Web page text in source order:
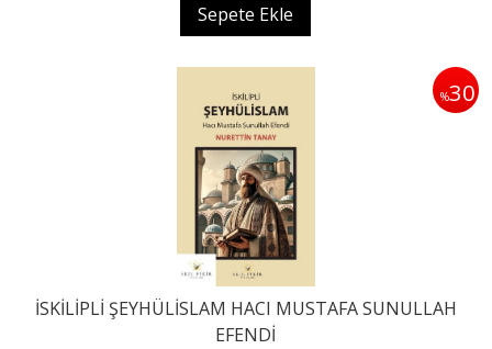
Sepete Ekle
%30
İSKİLİPLİ ŞEYHÜLİSLAM HACI MUSTAFA SUNULLAH
EFENDİ